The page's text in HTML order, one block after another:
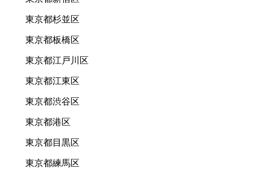
東京都杉並区
東京都板橋区
東京都江戸川区
東京都江東区
東京都渋谷区
東京都港区
東京都目黒区
東京都練馬区